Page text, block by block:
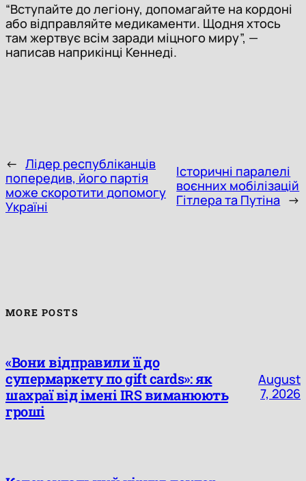
“Вступайте до легіону, допомагайте на кордоні
або відправляйте медикаменти. Щодня хтось
там жертвує всім заради міцного миру”, —
написав наприкінці Кеннеді.
← Лідер республіканців
попередив, його партія
може скоротити допомогу
Україні
Історичні паралелі
воєнних мобілізацій
Гітлера та Путіна →
MORE POSTS
«Вони відправили її до
супермаркету по gift cards»: як
шахраї від імені IRS виманюють
гроші
August
7, 2026